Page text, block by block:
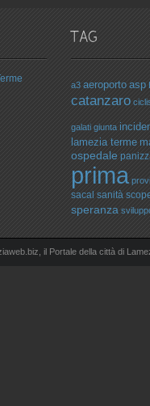
a3 aeroporto asp
catanzaro
galati giunta
lamezia terme
ospedale
prima
sacal sanità
speranza
il Portale della città di